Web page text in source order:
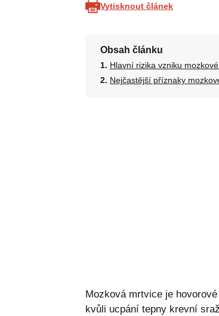
Vytisknout článek
Obsah článku
Hlavní rizika vzniku
Nejčastější příznaky
Mozková mrtvice je
kvůli ucpání tepny krevní